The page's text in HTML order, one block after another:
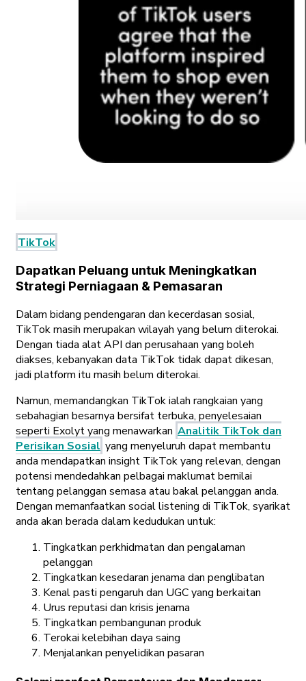
TikTok
Dapatkan Peluang untuk Meningkatkan
Strategi Perniagaan & Pemasaran
Dalam bidang pendengaran dan kecerdasan sosial,
TikTok masih merupakan wilayah yang belum diterokai.
Dengan tiada alat API dan perusahaan yang boleh
diakses, kebanyakan data TikTok tidak dapat dikesan,
jadi platform itu masih belum diterokai.
Namun, memandangkan TikTok ialah rangkaian yang
sebahagian besarnya bersifat terbuka, penyelesaian
seperti Exolyt yang menawarkan Analitik TikTok dan
Perisikan Sosial yang menyeluruh dapat membantu
anda mendapatkan insight TikTok yang relevan, dengan
potensi mendedahkan pelbagai maklumat bernilai
tentang pelanggan semasa atau bakal pelanggan anda.
Dengan memanfaatkan social listening di TikTok, syarikat
anda akan berada dalam kedudukan untuk:
Tingkatkan perkhidmatan dan pengalaman
pelanggan
Tingkatkan kesedaran jenama dan penglibatan
Kenal pasti pengaruh dan UGC yang berkaitan
Urus reputasi dan krisis jenama
Tingkatkan pembangunan produk
Terokai kelebihan daya saing
Menjalankan penyelidikan pasaran